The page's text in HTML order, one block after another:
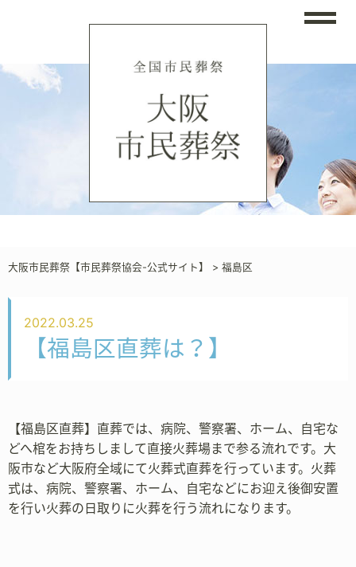
大阪市民葬祭【市民葬祭協会-公式サイト】 > 福島区
2022.03.25
【福島区直葬は？】
【福島区直葬】直葬では、病院、警察署、ホーム、自宅な
どへ棺をお持ちしまして直接火葬場まで参る流れです。大
阪市など大阪府全域にて火葬式直葬を行っています。火葬
式は、病院、警察署、ホーム、自宅などにお迎え後御安置
を行い火葬の日取りに火葬を行う流れになります。